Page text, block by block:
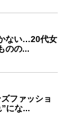
ない…20代女
のの...
ファッショ
にな...